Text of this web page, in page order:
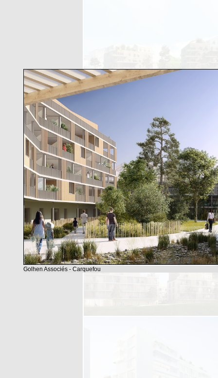
Golhen Associés - Carquefou